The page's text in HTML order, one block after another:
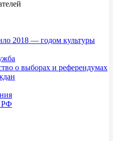
2018 — годом культуры
о выборах и референдумах
РФ